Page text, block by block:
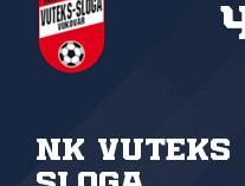
NK Vuteks